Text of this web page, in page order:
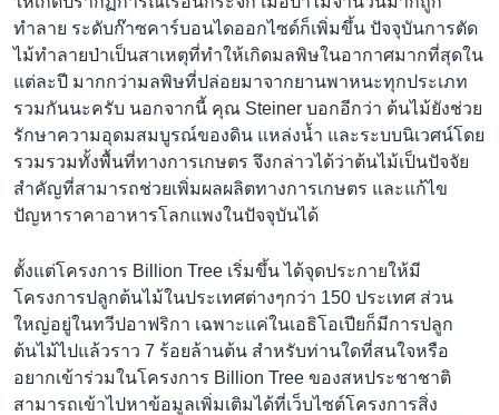
ทำลาย ระดับก๊าซคาร์บอนไดออกไซด์ก็เพิ่มขึ้น ปัจจุบันการตัด
ไม้ทำลายป่าเป็นสาเหตุที่ทำให้เกิดมลพิษในอากาศมากที่สุดใน
แต่ละปี มากกว่ามลพิษที่ปล่อยมาจากยานพาหนะทุกประเภท
รวมกันนะครับ นอกจากนี้ คุณ Steiner บอกอีกว่า ต้นไม้ยังช่วย
รักษาความอุดมสมบูรณ์ของดิน แหล่งน้ำ และระบบนิเวศน์โดย
รวมรวมทั้งพื้นที่ทางการเกษตร จึงกล่าวได้ว่าต้นไม้เป็นปัจจัย
สำคัญที่สามารถช่วยเพิ่มผลผลิตทางการเกษตร และแก้ไข
ปัญหาราคาอาหารโลกแพงในปัจจุบันได้
ตั้งแต่โครงการ Billion Tree เริ่มขึ้น ได้จุดประกายให้มี
โครงการปลูกต้นไม้ในประเทศต่างๆกว่า 150 ประเทศ ส่วน
ใหญ่อยู่ในทวีปอาฟริกา เฉพาะแค่ในเอธิโอเปียก็มีการปลูก
ต้นไม้ไปแล้วราว 7 ร้อยล้านต้น สำหรับท่านใดที่สนใจหรือ
อยากเข้าร่วมในโครงการ Billion Tree ของสหประชาชาติ
สามารถเข้าไปหาข้อมูลเพิ่มเติมได้ที่เว็บไซต์โครงการสิ่ง